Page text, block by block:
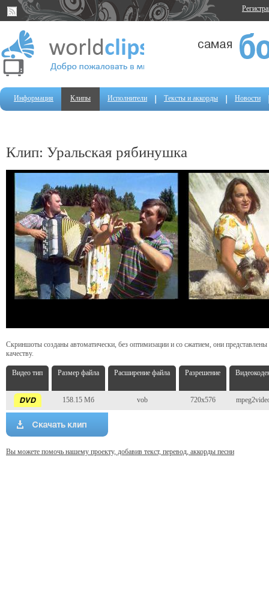
Информация Клипы Исполнители Тексты и аккорды Новости
Клип: Уральская рябинушка
Скриншоты созданы автоматически, без оптимизации и со сжатием, они
качеству.
Видео тип Размер файла Расширение файла Разрешение
158.15 Мб vob 720x576
Вы можете помочь нашему проекту, добавив текст, перевод, аккорды песни